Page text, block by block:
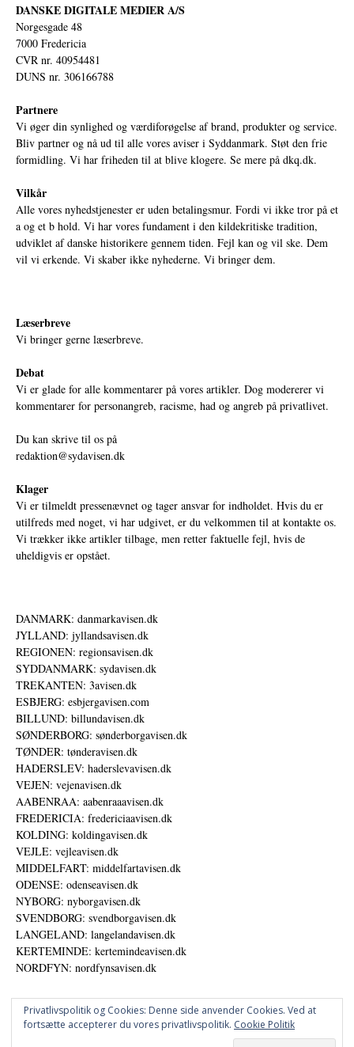
DANSKE DIGITALE MEDIER A/S
Norgesgade 48
7000 Fredericia
CVR nr. 40954481
DUNS nr. 306166788
Partnere
Vi øger din synlighed og værdiforøgelse af brand, produkter og service.
Bliv partner og nå ud til alle vores aviser i Syddanmark. Støt den frie
formidling. Vi har friheden til at blive klogere. Se mere på dkq.dk.
Vilkår
Alle vores nyhedstjenester er uden betalingsmur. Fordi vi ikke tror på et
a og et b hold. Vi har vores fundament i den kildekritiske tradition,
udviklet af danske historikere gennem tiden. Fejl kan og vil ske. Dem
vil vi erkende. Vi skaber ikke nyhederne. Vi bringer dem.
Læserbreve
Vi bringer gerne læserbreve.
Debat
Vi er glade for alle kommentarer på vores artikler. Dog modererer vi
kommentarer for personangreb, racisme, had og angreb på privatlivet.
Du kan skrive til os på
redaktion@sydavisen.dk
Klager
Vi er tilmeldt pressenævnet og tager ansvar for indholdet. Hvis du er
utilfreds med noget, vi har udgivet, er du velkommen til at kontakte os.
Vi trækker ikke artikler tilbage, men retter faktuelle fejl, hvis de
uheldigvis er opstået.
DANMARK: danmarkavisen.dk
JYLLAND: jyllandsavisen.dk
REGIONEN: regionsavisen.dk
SYDDANMARK: sydavisen.dk
TREKANTEN: 3avisen.dk
ESBJERG: esbjergavisen.com
BILLUND: billundavisen.dk
SØNDERBORG: sønderborgavisen.dk
TØNDER: tønderavisen.dk
HADERSLEV: haderslevavisen.dk
VEJEN: vejenavisen.dk
AABENRAA: aabenraaavisen.dk
FREDERICIA: fredericiaavisen.dk
KOLDING: koldingavisen.dk
VEJLE: vejleavisen.dk
MIDDELFART: middelfartavisen.dk
ODENSE: odenseavisen.dk
NYBORG: nyborgavisen.dk
SVENDBORG: svendborgavisen.dk
LANGELAND: langelandavisen.dk
KERTEMINDE: kertemindeavisen.dk
NORDFYN: nordfynsavisen.dk
Privatlivspolitik og Cookies: Denne side anvender Cookies. Ved at
fortsætte accepterer du vores privatlivspolitik. Cookie Politik